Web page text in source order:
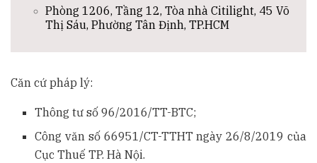
Phòng 1206, Tầng 12, Tòa nhà Citilight, 45 Võ
Thị Sáu, Phường Tân Định, TP.HCM
Căn cứ pháp lý:
Thông tư số 96/2016/TT-BTC;
Công văn số 66951/CT-TTHT ngày 26/8/2019 của
Cục Thuế TP. Hà Nội.